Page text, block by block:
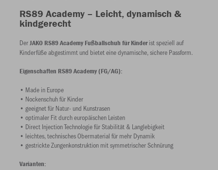
RS89 Academy – Leicht, dynamisch &
kindgerecht
DerJAKO RS89 Academy Fußballschuh für Kinderist speziell auf
Kinderfüße abgestimmt und bietet eine dynamische, sichere Passform.
Eigenschaften RS89 Academy (FG/AG):
• Made in Europe
• Nockenschuh für Kinder
• geeignet für Natur- und Kunstrasen
• optimaler Fit durch europäischen Leisten
• Direct Injection Technologie für Stabilität & Langlebigkeit
• leichtes, technisches Obermaterial für mehr Dynamik
• gestrickte Zungenkonstruktion mit symmetrischer Schnürung
Varianten: